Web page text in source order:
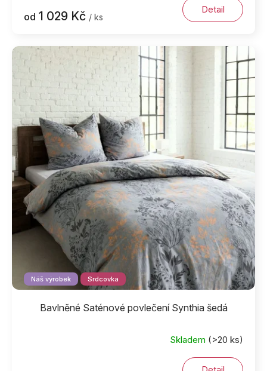
od 1 029 Kč / ks
Detail
Náš výrobek Srdcovka
Bavlněné Saténové povlečení Synthia šedá
Skladem (>20 ks)